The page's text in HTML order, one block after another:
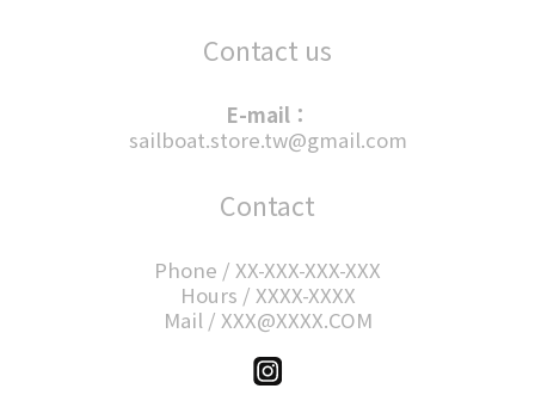
Contact us
E-mail：
sailboat.store.tw@gmail.com
Contact
Phone / XX-XXX-XXX-XXX
Hours / XXXX-XXXX
Mail / XXX@XXXX.COM